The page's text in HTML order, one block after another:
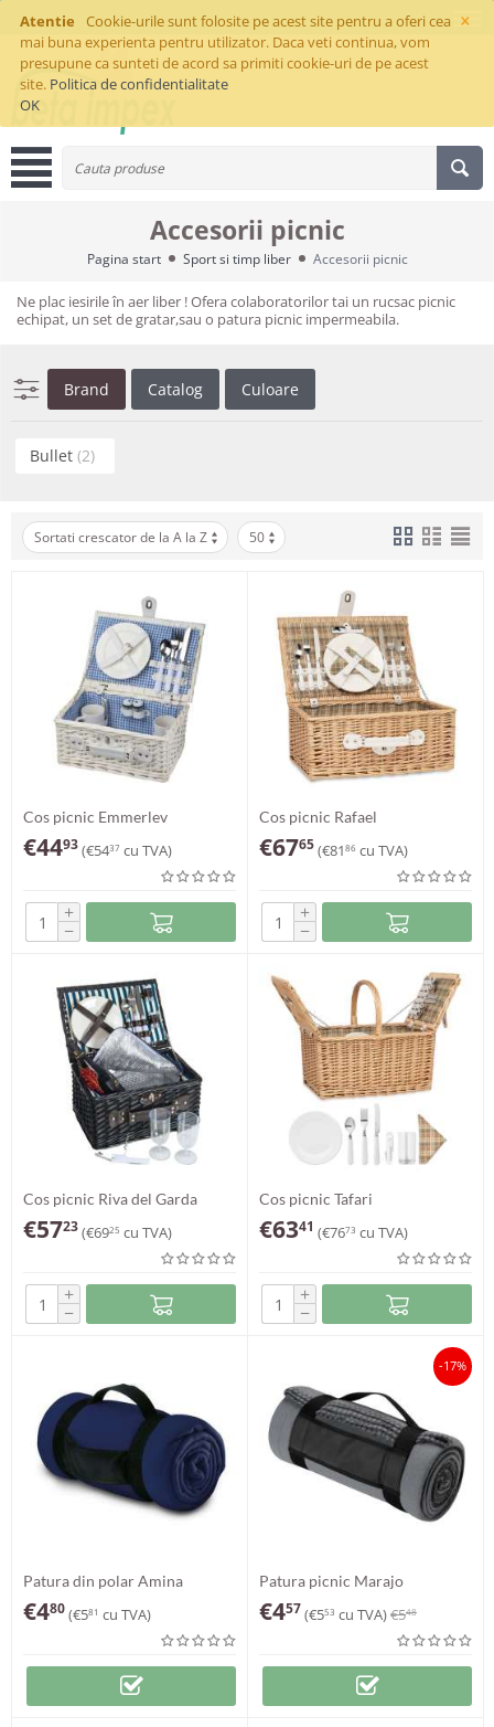
×
Atentie
Cookie-urile sunt folosite pe acest site pentru a oferi cea
mai buna experienta pentru utilizator. Daca veti continua, vom
presupune ca sunteti de acord sa primiti cookie-uri de pe acest
site. Politica de confidentialitate
OK
Accesorii picnic
Pagina start Sport si timp liber Accesorii picnic
Ne plac iesirile în aer liber ! Ofera colaboratorilor tai un rucsac picnic
echipat, un set de gratar,sau o patura picnic impermeabila.
Brand Catalog Culoare
Bullet (2)
Sortati crescator de la A la Z 50
Cos picnic Emmerlev
€4493(€5437 cu TVA)
+
−
Cos picnic Rafael
€6765(€81 86 cu TVA)
+
−
Cos picnic Riva del Garda
€5723(€6925 cu TVA)
+
−
Cos picnic Tafari
€6341 (€7673 cu TVA)
+
−
Patura din polar Amina
€480(€581 cu TVA)
-17%
Patura picnic Marajo
€457(€553 cu TVA)€548